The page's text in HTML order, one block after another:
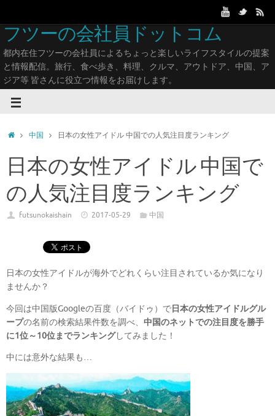
フツーの会社員ドットコム
都内在住フツーの会社員によるちょっと楽しいライフスタイルの提案
と情報配信。旅行、食べ歩き、料理、クルマ、アウトドア、中国、ア
ジア等 皆さんに役立つ情報をお届けします。
中国 日本の女性アイドル 中国での人気注目度ランキング
日本の女性アイドル 中国で
の人気注目度ランキング
futsunokaishain 2017-05-29 中国
日本の女性アイドルが海外でどれくらい注目されているか気になり
ませんか？
今回は中国版Googleの百度（バイドゥ）で日本の女性アイドルグル
ープの名前の検索結果件数を調べ、 中国のネットでの注目度を勝手
に1位～10位までランキングしてみました！
中には意外な結果も…